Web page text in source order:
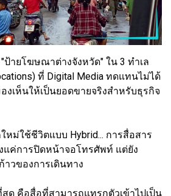
โฆษณาต่างจังหวัด" ใน 3 ทำเล
ที่ Digital Media ทดแทนไม่ได้
งเห็นให้เป็นยอดขายจริงสำหรับธุรกิจ
ใช้ชีวิตแบบ Hybrid... การสื่อสาร
แค่การปิดหน้าจอโทรศัพท์ แต่ยัง
าวของการเดินทาง
สื่อที่สามารถแทรกตัวเข้าไปเป็น